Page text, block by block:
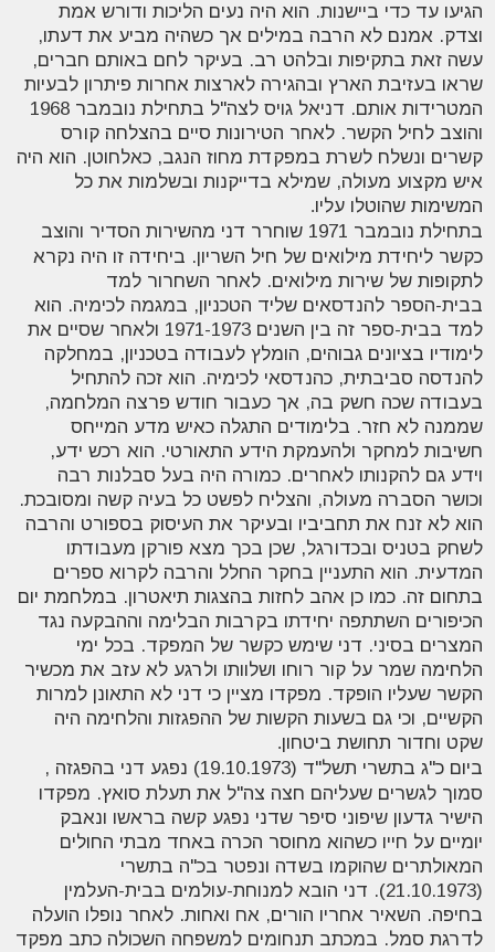
הגיעו עד כדי ביישנות. הוא היה נעים הליכות ודורש אמת
וצדק. אמנם לא הרבה במילים אך כשהיה מביע את דעתו,
עשה זאת בתקיפות ובלהט רב. בעיקר לחם באותם חברים,
שראו בעזיבת הארץ ובהגירה לארצות אחרות פיתרון לבעיות
המטרידות אותם. דניאל גויס לצה"ל בתחילת נובמבר 1968
והוצב לחיל הקשר. לאחר הטירונות סיים בהצלחה קורס
קשרים ונשלח לשרת במפקדת מחוז הנגב, כאלחוטן. הוא היה
איש מקצוע מעולה, שמילא בדייקנות ובשלמות את כל
המשימות שהוטלו עליו.
בתחילת נובמבר 1971 שוחרר דני מהשירות הסדיר והוצב
כקשר ליחידת מילואים של חיל השריון. ביחידה זו היה נקרא
לתקופות של שירות מילואים. לאחר השחרור למד
בבית-הספר להנדסאים שליד הטכניון, במגמה לכימיה. הוא
למד בבית-ספר זה בין השנים 1971-1973 ולאחר שסיים את
לימודיו בציונים גבוהים, הומלץ לעבודה בטכניון, במחלקה
להנדסה סביבתית, כהנדסאי לכימיה. הוא זכה להתחיל
בעבודה שכה חשק בה, אך כעבור חודש פרצה המלחמה,
שממנה לא חזר. בלימודים התגלה כאיש מדע המייחס
חשיבות למחקר ולהעמקת הידע התאורטי. הוא רכש ידע,
וידע גם להקנותו לאחרים. כמורה היה בעל סבלנות רבה
וכושר הסברה מעולה, והצליח לפשט כל בעיה קשה ומסובכת.
הוא לא זנח את תחביביו ובעיקר את העיסוק בספורט והרבה
לשחק בטניס ובכדורגל, שכן בכך מצא פורקן מעבודתו
המדעית. הוא התעניין בחקר החלל והרבה לקרוא ספרים
בתחום זה. כמו כן אהב לחזות בהצגות תיאטרון. במלחמת יום
הכיפורים השתתפה יחידתו בקרבות הבלימה וההבקעה נגד
המצרים בסיני. דני שימש כקשר של המפקד. בכל ימי
הלחימה שמר על קור רוחו ושלוותו ולרגע לא עזב את מכשיר
הקשר שעליו הופקד. מפקדו מציין כי דני לא התאונן למרות
הקשיים, וכי גם בשעות הקשות של ההפגזות והלחימה היה
שקט וחדור תחושת ביטחון.
ביום כ"ג בתשרי תשל"ד (19.10.1973) נפגע דני בהפגזה ,
סמוך לגשרים שעליהם חצה צה"ל את תעלת סואץ. מפקדו
הישיר גדעון שיפוני סיפר שדני נפגע קשה בראשו ונאבק
יומיים על חייו כשהוא מחוסר הכרה באחד מבתי החולים
המאולתרים שהוקמו בשדה ונפטר בכ"ה בתשרי
(21.10.1973). דני הובא למנוחת-עולמים בבית-העלמין
בחיפה. השאיר אחריו הורים, אח ואחות. לאחר נופלו הועלה
לדרגת סמל. במכתב תנחומים למשפחה השכולה כתב מפקד